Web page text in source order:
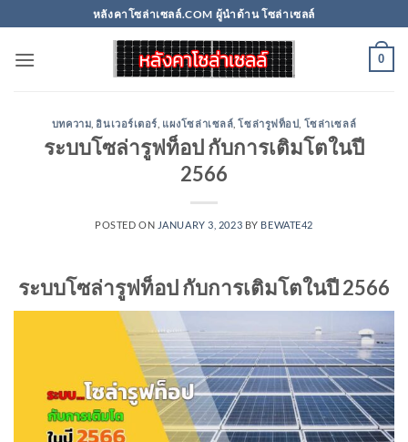
to
content
หลังคาโซล่าเซลล์.COM ผู้นำด้าน โซล่าเซลล์
0
บทความ อินเวอร์เตอร์ แผงโซล่าเซลล์ ,โซล่ารูฟท็อป โซล่าเซลล์
ระบบโซล่ารูฟท็อป กับการเติมโตในปี
2566
POSTED ON JANUARY 3, 2023 BY BEWATE42
ระบบโซล่ารูฟท็อป กับการเติมโตในปี 2566